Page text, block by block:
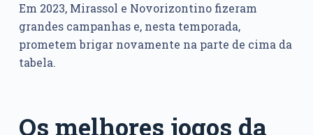
Em 2023, Mirassol e Novorizontino fizeram
grandes campanhas e, nesta temporada,
prometem brigar novamente na parte de cima da
tabela.
Os melhores jogos da